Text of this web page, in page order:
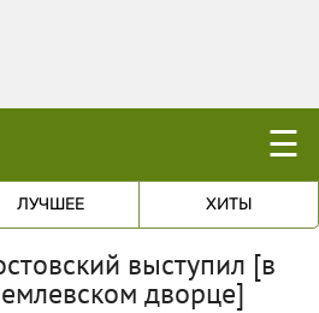
☰
ЛУЧШЕЕ ХИТЫ
выступил [в
дворце]